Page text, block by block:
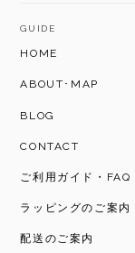
GUIDE
HOME
ABOUT･MAP
BLOG
CONTACT
ご利用ガイド・FAQ
ラッピングのご案内
配送のご案内